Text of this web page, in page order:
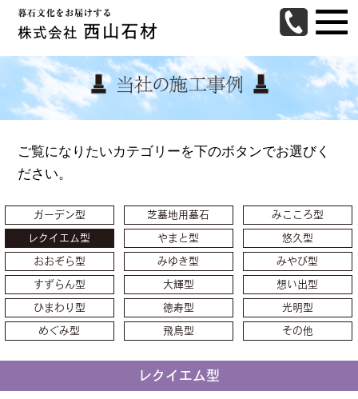
ご覧になりたいカテゴリーを下のボタンでお選びく
ださい。
ガーデン型 芝墓地用墓石 みこころ型
レクイエム型 やまと型 悠久型
おおぞら型 みゆき型 みやび型
すずらん型 大輝型 想い出型
ひまわり型 徳寿型 光明型
めぐみ型 飛鳥型 その他
レクイエム型